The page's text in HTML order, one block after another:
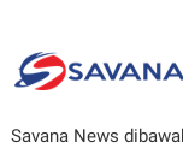
Savana News